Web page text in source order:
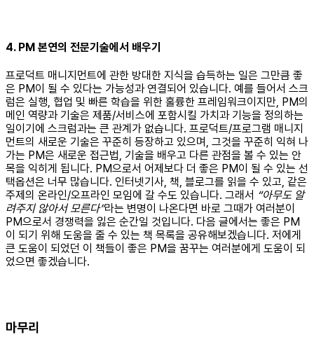
4. PM 본연의 전문기술에서 배우기
프로덕트 매니지먼트에 관한 방대한 지식을 습득하는 일은 그만큼 좋
은 PM이 될 수 있다는 가능성과 연결되어 있습니다. 예를 들어서 스크
럼은 실행, 협업 및 빠른 학습을 위한 훌륭한 프레임워크이지만, PM의
메인 역량과 기술은 제품/서비스에 포함시킬 가치과 기능을 정의하는
일이기에 스크럼과는 큰 관계가 없습니다. 프로덕트/프로그램 매니지
먼트의 새로운 기술은 꾸준히 등장하고 있으며, 그것을 꾸준히 익혀 나
가는 PM은 새로운 접근법, 기술을 배우고 다른 관점을 볼 수 있는 안
목을 익히게 됩니다. PM으로서 어제보다 더 좋은 PM이 될 수 있는 선
택옵션은 너무 많습니다. 인터넷기사, 책, 블로그를 읽을 수 있고, 같은
주제의 온라인/오프라인 모임에 갈 수도 있습니다. 그래서 “아무도 알
려주지 않아서 모른다”라는 변명이 나온다면 바로 그때가 여러분이
PM으로서 경쟁력을 잃은 순간일 것입니다. 다음 글에서는 좋은 PM
이 되기 위해 도움을 줄 수 있는 책 목록을 공유해보겠습니다. 저에게
큰 도움이 되었던 이 책들이 좋은 PM을 꿈꾸는 여러분에게 도움이 되
었으면 좋겠습니다.
마무리